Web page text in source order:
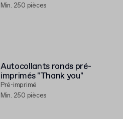
Min. 250 pièces
Autocollants ronds pré-
imprimés "Thank you"
Pré-imprimé
Min. 250 pièces